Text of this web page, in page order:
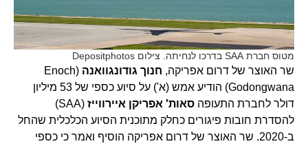
מטוס חברת SAA בדרכו לנחיתה. צילום Depositphotos
שר האוצר של דרום אפריקה, חנוך גודונגוואנה
(Enoch
Godongwana) הודיע אמש (א') על סיוע כספי של 53 מיליון
דולר לחברת התעופה סאות' אפריקן איירווייז
(SAA)
להסדרת חובות פיגורים כחלק מתוכנית הסיוע הכלכלית שהחל
ב-2020. שר האוצר של דרום אפריקה הוסיף ואמר כי כספי